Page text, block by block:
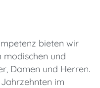
bieten wir
modischen und
Damen und Herren.
im